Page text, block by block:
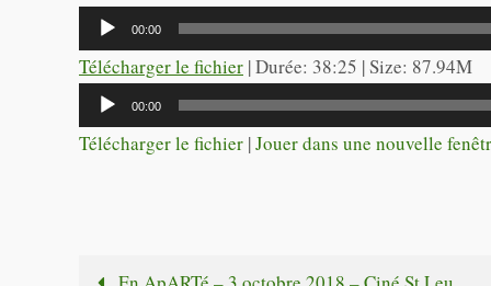
Lecteur
audio
00:00
Télécharger le fichier | Durée: 38:25 | Size: 87.94M
Lecteur
audio
00:00
Télécharger le fichier |Jouer dans une nouvelle